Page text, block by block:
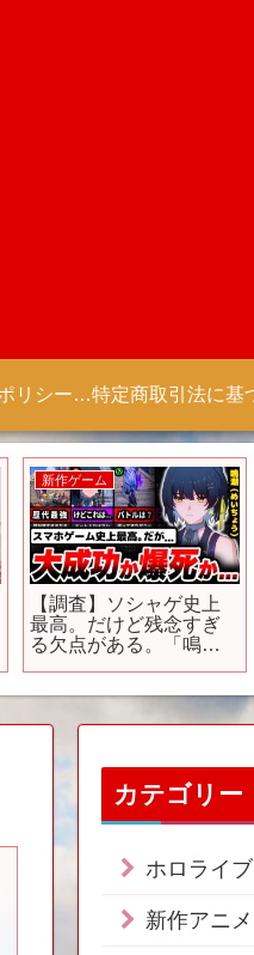
プライバシーポリシー 【Colorful Creation】
新作ゲーム
【調査】ソシャゲ史上
最高。だけど残念すぎ
る欠点がある。「鳴
う】【広告のゲーム】
【ゲーム】【スマホゲ
【アプリ】
カテゴリー
ホロライブ
新作アニメ